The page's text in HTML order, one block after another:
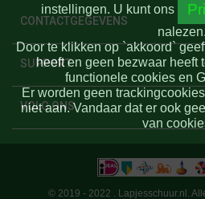
CONTACTGEGEVENS
SUPPORT
VOLG ONS
instellingen. U kunt ons
nalezen.
Door te klikken op `akkoord`
heeft en geen bezwaar heeft
functionele cookies en
Er worden geen
niet aan. Vandaar dat er ook
van
© 2019 - 2022 . Lapjesschuur.nl.